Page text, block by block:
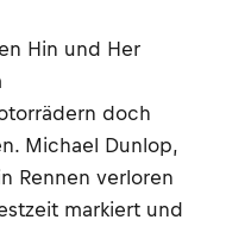
Hin und Her
doch
Michael Dunlop,
Rennen verloren
markiert und